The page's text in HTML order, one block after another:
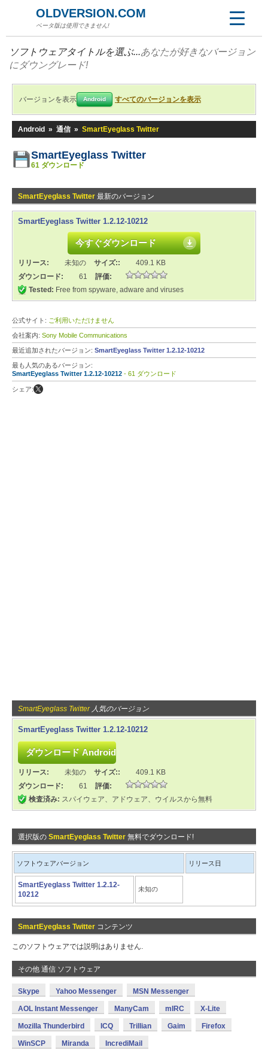
OLDVERSION.COM
ベータ版は使用できません!
ソフトウェアタイトルを選ぶ...あなたが好きなバージョン
にダウングレード!
バージョンを表示 Android すべてのバージョンを表示
Android » 通信 » SmartEyeglass Twitter
SmartEyeglass Twitter
61 ダウンロード
SmartEyeglass Twitter 最新のバージョン
SmartEyeglass Twitter 1.2.12-10212
今すぐダウンロード
リリース: 未知の サイズ::
409.1 KB
ダウンロード:
61
評価:
Tested: Free from spyware, adware and viruses
公式サイト: ご利用いただけません
会社案内: Sony Mobile Communications
最近追加されたバージョン: SmartEyeglass Twitter 1.2.12-10212
最も人気のあるバージョン:
SmartEyeglass Twitter 1.2.12-10212 - 61 ダウンロード
シェア:
SmartEyeglass Twitter人気のバージョン
SmartEyeglass Twitter 1.2.12-10212
リリース: 未知の サイズ::
409.1 KB
ダウンロード:
61
評価:
検査済み: スパイウェア、アドウェア、ウイルスから無料
選択版の SmartEyeglass Twitter 無料でダウンロード!
ソフトウェアバージョン リリース日
SmartEyeglass Twitter 1.2.12-
10212
未知の
SmartEyeglass Twitter コンテンツ
このソフトウェアでは説明はありません.
その他 通信 ソフトウェア
Skype Yahoo Messenger MSN Messenger
AOL Instant Messenger ManyCam mIRC X-Lite
Mozilla Thunderbird ICQ Trillian Gaim Firefox
WinSCP Miranda IncrediMail